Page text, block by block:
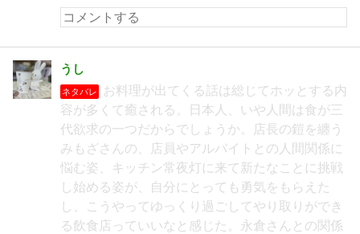
うし
ネタバレ
お料理が出てくる話は総じてホッとする内
容が多くて癒される。日本人、いや人間は食が三
代欲求の一つだからでしょうか。店長の鎧を纏う
みもざさんの、店員やアルバイトとの人間関係に
悩む姿、キッチン常夜灯に来て新たなことに挑戦
し始める姿が、自分にとっても勇気をもらえた
し、こうやってゆっくり過ごしてやり取りができ
る飲食店っていいなと感じた。永倉さんとの関係